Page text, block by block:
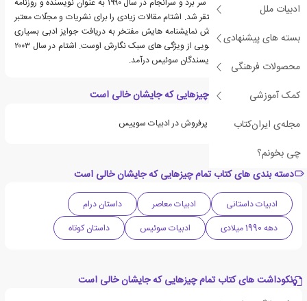
ادبیات ملل
بسته های پیشنهادی
محصولات فرهنگی
کمک آموزشی
مجله‌ی ایران‌کتاب
چی بخونم؟
پاریس، و اسکاندیناوی به سر برد و سرانجام در سال ۱۹۹۰ به عنوان نویسنده و روزنامه
نگار مستقل در زوریخ مستقر شد. اشتام مقالات زیادی را برای نشریات و مجلّات معتبر
نوشته است. او برای نگارش نمایشنامه هایش مفتخر به دریافت جوایز ادبی بسیاری
شد. لحن سرد و پراکنده گویی از ویژگی های سبک نگارش اوست. اشتام در سال ۲۰۰۳
رسما به عضویت هیئت نویسندگان سوئیس درآمد.
ویژگی های کتاب تمام چیزهایی که جایشان خالی است
«پتر اشتام» از نویسندگان پرفروش در ادبیات سوییس
دسته بندی های کتاب تمام چیزهایی که جایشان خالی است
ادبیات داستانی ادبیات معاصر
داستان درام
دهه 1990 میلادی
ادبیات سوئیس داستان کوتاه
نکوداشت های کتاب تمام چیزهایی که جایشان خالی است